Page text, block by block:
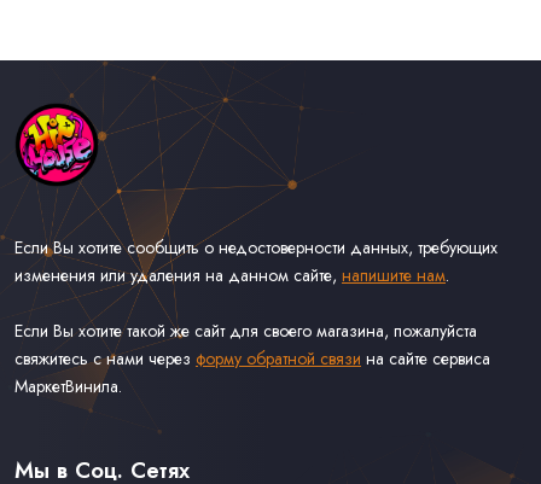
Если Вы хотите сообщить о недостоверности данных, требующих
изменения или удаления на данном сайте, напишите нам.
Если Вы хотите такой же сайт для своего магазина, пожалуйста
свяжитесь с нами через форму обратной связи на сайте сервиса
МаркетВинила.
Каталог Музыки на Виниле В Наличии
Доставка и Оплата
Мы в Соц. Сетях